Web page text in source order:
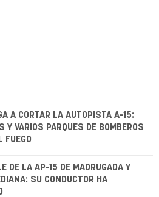
A CORTAR LA AUTOPISTA A-15:
Y VARIOS PARQUES DE BOMBEROS
FUEGO
DE LA AP-15 DE MADRUGADA Y
SU CONDUCTOR HA